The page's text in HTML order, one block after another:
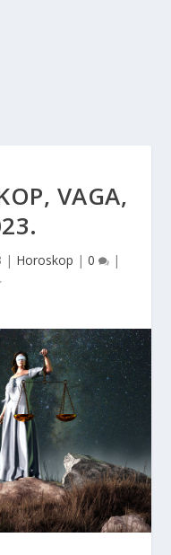
VAGA,
| Horoskop | 0 |